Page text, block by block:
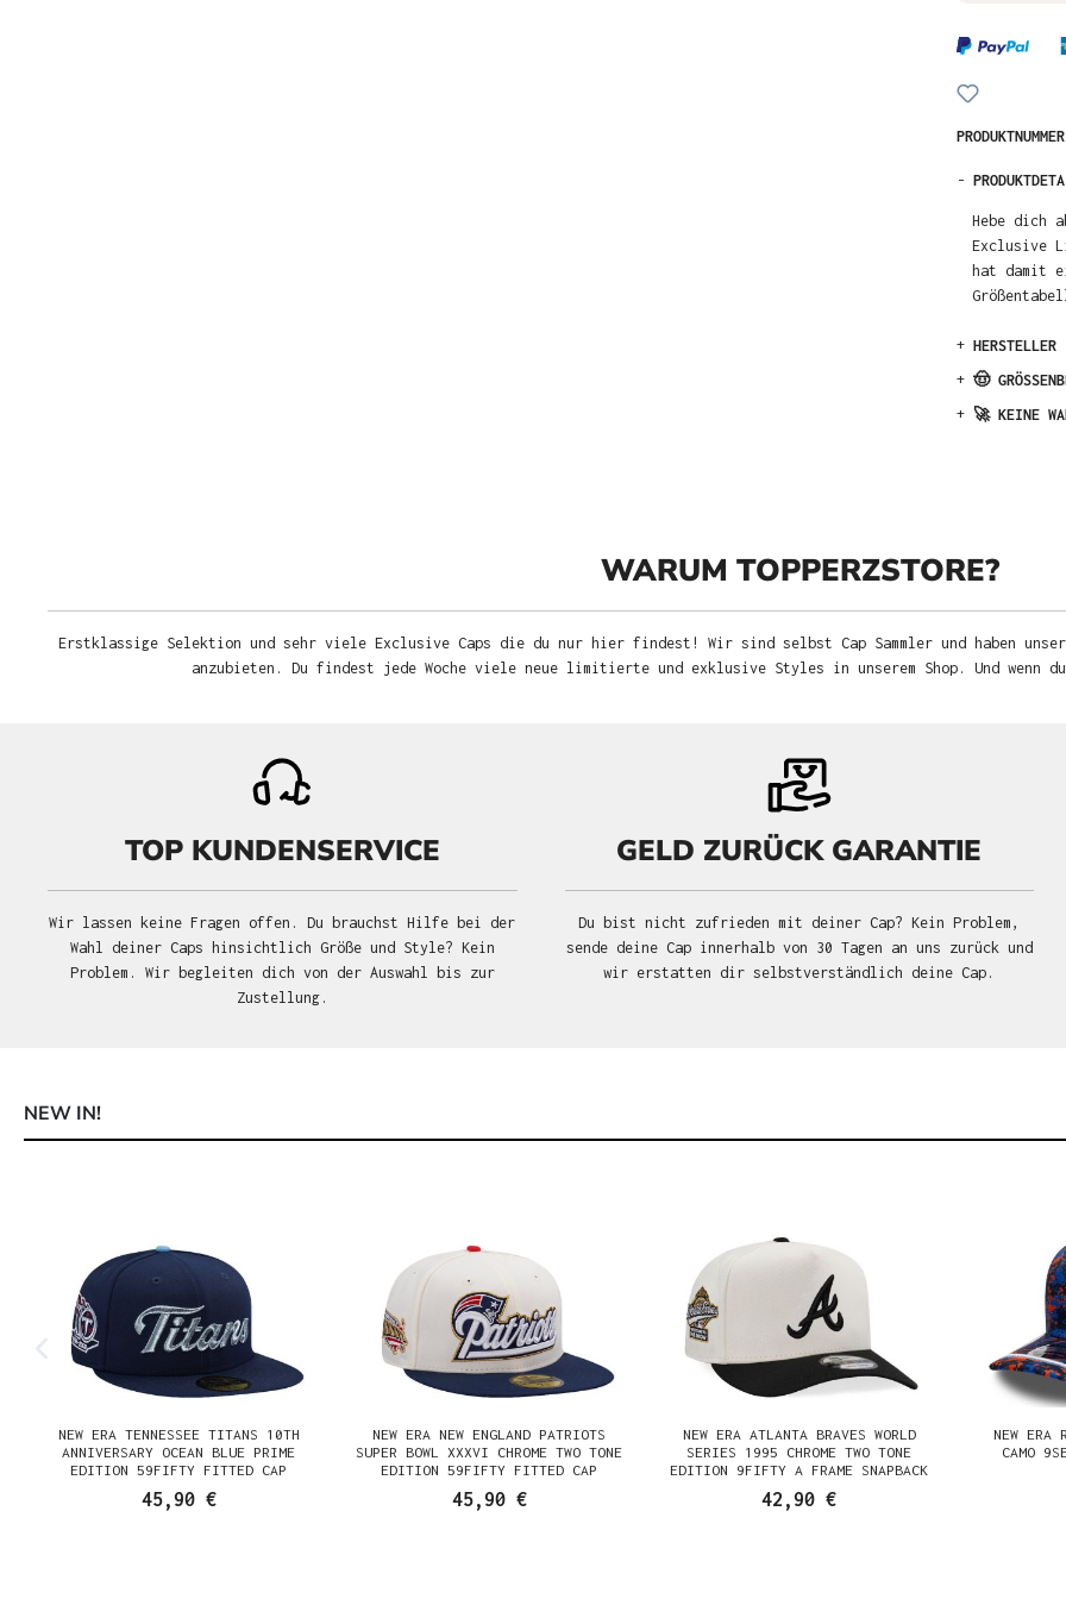
-
Hebe dich
Exclusive
hat damit
+ HERSTELLER
+ 🤠
+ 🚀 KEINE
WARUM TOPPERZSTORE?
Erstklassige Selektion und sehr viele Exclusive Caps die du nur hier findest! Wir sind selbst Cap Sammler und haben
anzubieten. Du findest jede Woche viele neue limitierte und exklusive Styles in unserem Shop. Und
TOP KUNDENSERVICE
Wir lassen keine Fragen offen. Du brauchst Hilfe bei der
Wahl deiner Caps hinsichtlich Größe und Style? Kein
Problem. Wir begleiten dich von der Auswahl bis zur
Zustellung.
GELD ZURÜCK GARANTIE
Du bist nicht zufrieden mit deiner Cap? Kein Problem,
sende deine Cap innerhalb von 30 Tagen an uns zurück und
wir erstatten dir selbstverständlich deine Cap.
NEW IN!
NEW ERA TENNESSEE TITANS 10TH
ANNIVERSARY OCEAN BLUE PRIME
EDITION 59FIFTY FITTED CAP
45,90 €
NEW ERA NEW ENGLAND PATRIOTS
SUPER BOWL XXXVI CHROME TWO TONE
EDITION 59FIFTY FITTED CAP
45,90 €
NEW ERA ATLANTA BRAVES WORLD
SERIES 1995 CHROME TWO TONE
EDITION 9FIFTY A FRAME SNAPBACK
CAP
42,90 €
NEW ERA
CAMO